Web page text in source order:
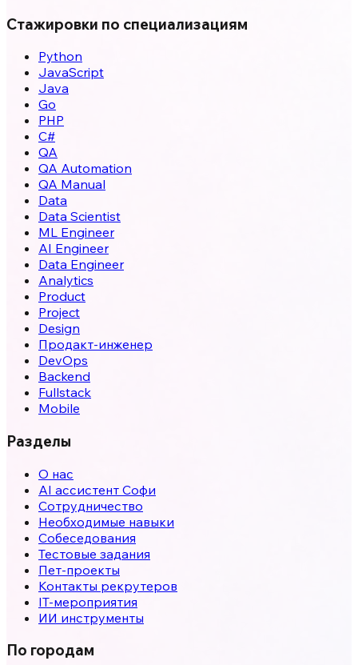
Стажировки по специализациям
Python
JavaScript
Java
Go
PHP
C#
QA
QA Automation
QA Manual
Data
Data Scientist
ML Engineer
AI Engineer
Data Engineer
Analytics
Product
Project
Design
Продакт-инженер
DevOps
Backend
Fullstack
Mobile
Разделы
О нас
AI ассистент Софи
Сотрудничество
Необходимые навыки
Собеседования
Тестовые задания
Пет-проекты
Контакты рекрутеров
IT-мероприятия
ИИ инструменты
По городам